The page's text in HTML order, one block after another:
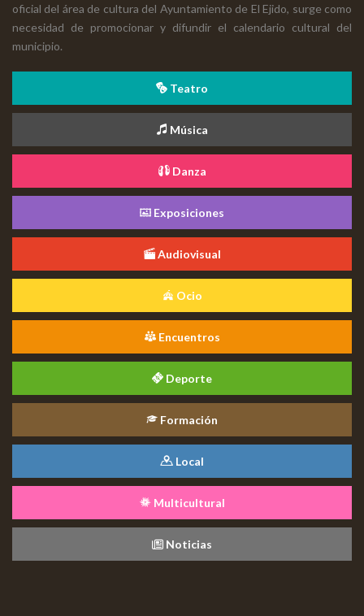
oficial del área de cultura del Ayuntamiento de El Ejido, surge como
necesidad de promocionar y difundir el calendario cultural del
municipio.
Teatro
Música
Danza
Exposiciones
Audiovisual
Ocio
Encuentros
Deporte
Formación
Local
Multicultural
Noticias